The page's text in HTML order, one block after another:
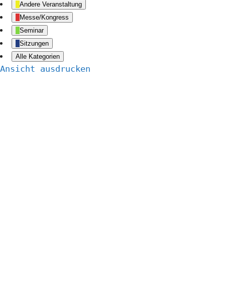
Andere Veranstaltung
Messe/Kongress
Seminar
Sitzungen
Alle Kategorien
Ansicht ausdrucken